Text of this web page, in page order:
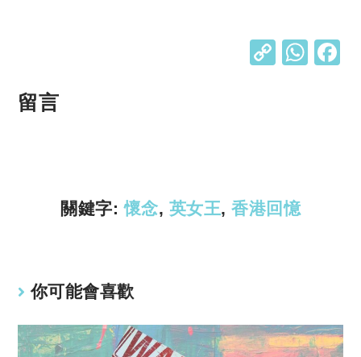
C
k
W
留言
關鍵字:懷念, 英女王, 香港回憶
你可能會喜歡